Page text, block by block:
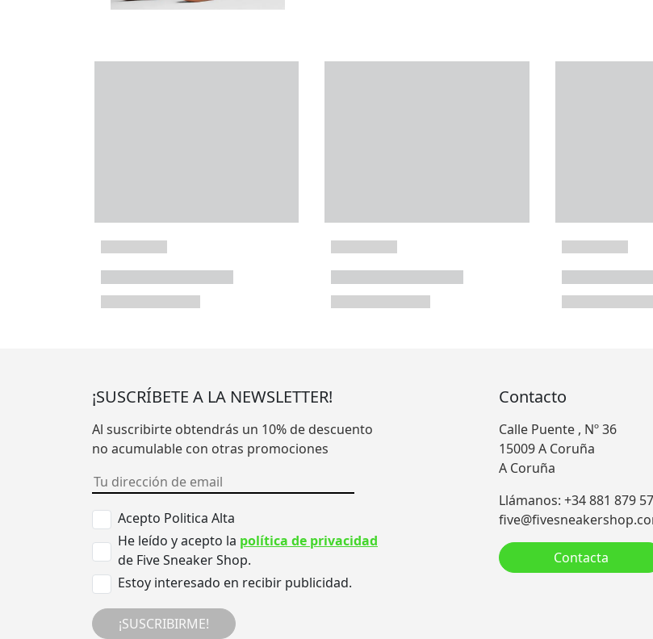
¡SUSCRÍBETE A LA NEWSLETTER!
Al suscribirte obtendrás un 10% de descuento
no acumulable con otras promociones
Acepto Politica Alta
He leído y acepto la política de privacidad
de Five Sneaker Shop.
Estoy interesado en recibir publicidad.
¡SUSCRIBIRME!
Contacto
Calle Puente , Nº 36
15009 A Coruña
A Coruña
Llámanos: +34 881 879
Contacta